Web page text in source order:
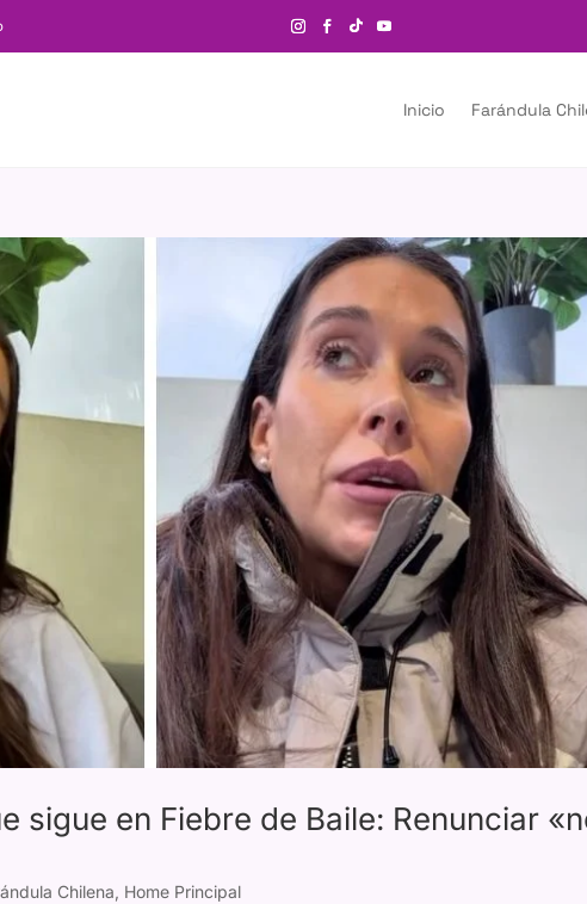
Inicio Farándula
sigue en Fiebre de Baile: Renunciar
Chilena, Home Principal